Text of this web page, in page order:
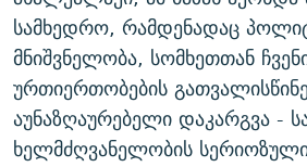
სამხედრო, რამდენადაც
მნიშვნელობა, სომხეთთან
ურთიერთობების
აუნაზღაურებელი დაკარგვა -
ხელმძღვანელობის